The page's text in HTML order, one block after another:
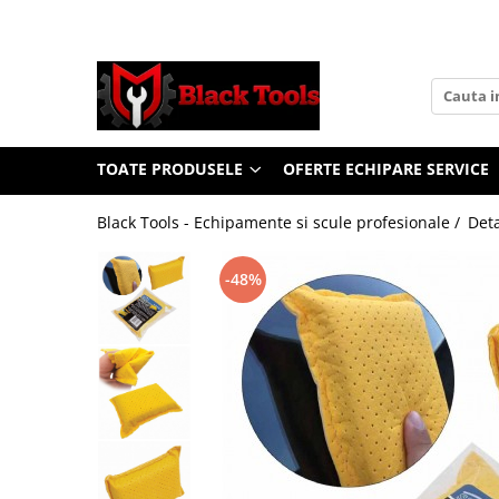
Toate Produsele
Scule Service Auto
Chei Si Truse De Chei
Chei Combinate Cu Clichet
Chei speciale
Clesti Si Seturi De Clesti
Clesti autoblocanti
Clesti pentru sertizat
Clesti pentru sigurante
Clesti reglabili pentru tevi
Clesti universali
TOATE PRODUSELE OFERTE ECHIPARE SERVICE
Black Tools - Echipamente si scule profesionale /
-48%